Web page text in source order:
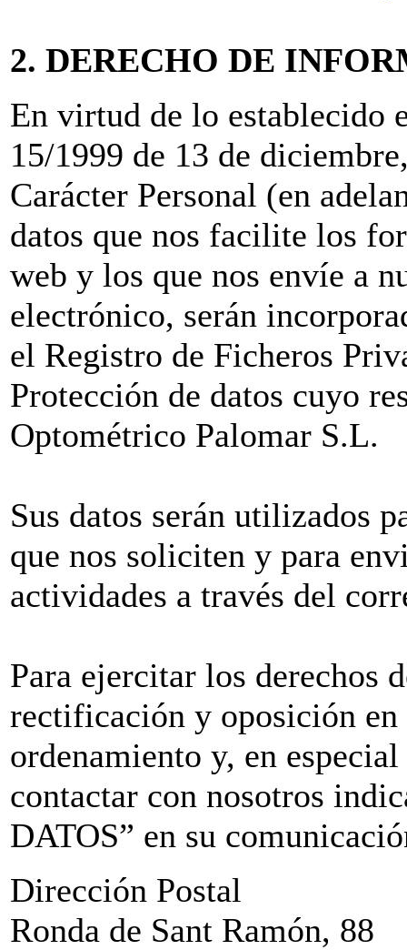
2. DERECHO DE
En virtud de lo establecido
15/1999 de 13 de
Carácter Personal (en
datos que nos facilite los
web y los que nos envíe a
electrónico, serán
el Registro de Ficheros
Protección de datos cuyo
Optométrico Palomar S.L.
Sus datos serán utilizados
que nos soliciten y para
actividades a través del
Para ejercitar los derechos
rectificación y oposición
ordenamiento y, en
contactar con nosotros
DATOS” en su
Dirección Postal
Ronda de Sant Ramón, 88